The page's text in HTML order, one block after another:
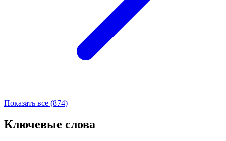
Показать все (874)
Ключевые слова